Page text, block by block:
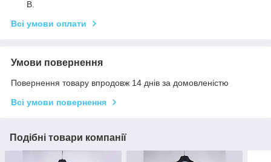
В.
Всі умови оплати
Умови повернення
Повернення товару впродовж 14 днів за домовленістю
Всі умови повернення
Подібні товари компанії